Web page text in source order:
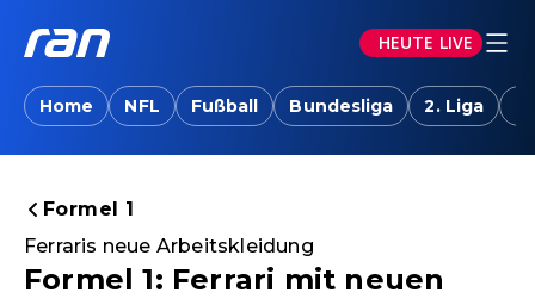
HEUTE LIVE
Home NFL Fußball Bundesliga 2. Liga
Formel 1
Ferraris neue Arbeitskleidung
Formel 1: Ferrari mit neuen